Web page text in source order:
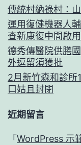
傳統村納祿村：
運用復健機器人
查新康復中間啟用
德秀傳醫院供膳
外逗留須獲批
2月新竹森和診所
口姑且封閉
近期留言
「 WordPress 示